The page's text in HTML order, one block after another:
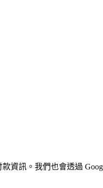
訊。我們也會透過